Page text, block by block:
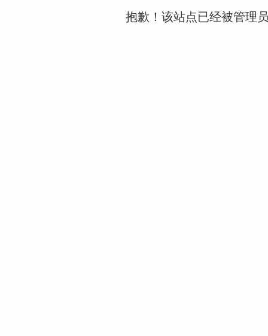
抱歉！该站点已经被管理